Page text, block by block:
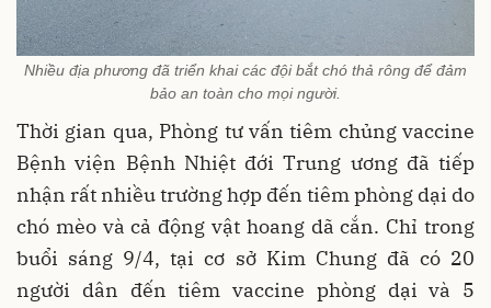
Nhiều địa phương đã triển khai các đội bắt chó thả rông để đảm
bảo an toàn cho mọi người.
Thời gian qua, Phòng tư vấn tiêm chủng vaccine
Bệnh viện Bệnh Nhiệt đới Trung ương đã tiếp
nhận rất nhiều trường hợp đến tiêm phòng dại do
chó mèo và cả động vật hoang dã cắn. Chỉ trong
buổi sáng 9/4, tại cơ sở Kim Chung đã có 20
người dân đến tiêm vaccine phòng dại và 5